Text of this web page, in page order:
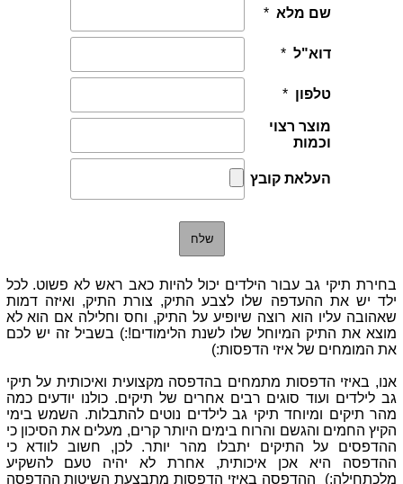
בחירת תיקי גב עבור הילדים יכול להיות כאב ראש לא פשוט. לכל
ילד יש את ההעדפה שלו לצבע התיק, צורת התיק, ואיזה דמות
שאהובה עליו הוא רוצה שיופיע על התיק, וחס וחלילה אם הוא לא
מוצא את התיק המיוחל שלו לשנת הלימודים!:) בשביל זה יש לכם
את המומחים של איזי הדפסות:)
אנו, באיזי הדפסות מתמחים בהדפסה מקצועית ואיכותית על תיקי
גב לילדים ועוד סוגים רבים אחרים של תיקים. כולנו יודעים כמה
מהר תיקים ומיוחד תיקי גב לילדים נוטים להתבלות. השמש בימי
הקיץ החמים והגשם והרוח בימים היותר קרים, מעלים את הסיכון כי
ההדפסים על התיקים יתבלו מהר יותר. לכן, חשוב לוודא כי
ההדפסה היא אכן איכותית, אחרת לא יהיה טעם להשקיע
מלכתחילה:) ההדפסה באיזי הדפסות מתבצעת השיטות ההדפסה